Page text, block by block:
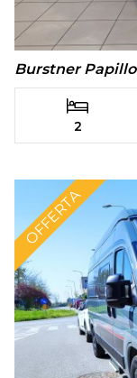
Burstner
2
OFFERTA